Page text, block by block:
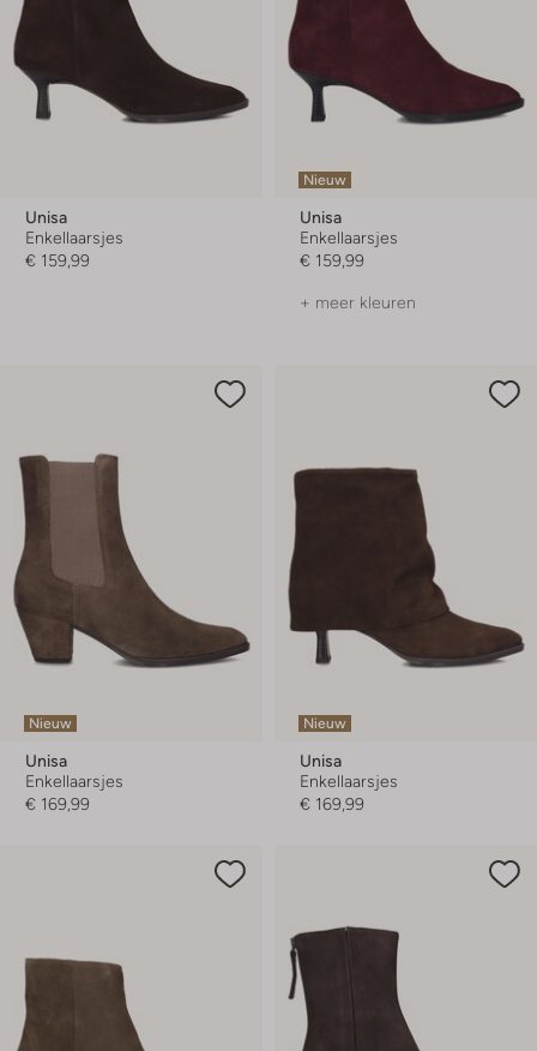
Unisa
Enkellaarsjes
€ 159,99
Nieuw
Unisa
Enkellaarsjes
€ 159,99
+ meer kleuren
Nieuw
Unisa
Enkellaarsjes
€ 169,99
Nieuw
Unisa
Enkellaarsjes
€ 169,99